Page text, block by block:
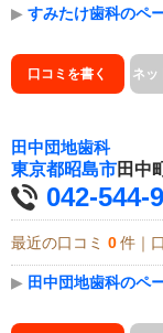
▶ すみたけ歯科のペ
口コミを書く ネッ
田中団地歯科
東京都昭島市田中
042-544-
最近の口コミ 0 件｜
▶ 田中団地歯科のペ